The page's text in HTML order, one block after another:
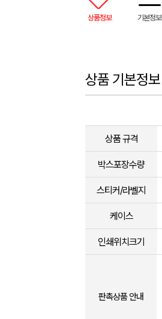
상품정보 기본정보
상품 기본정보
상품 규격
박스포장수량
스티커/라벨지
케이스
인쇄위치크기
판촉상품 안내